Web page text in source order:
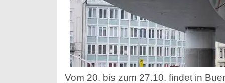
Vom 20. bis zum 27.10. findet in